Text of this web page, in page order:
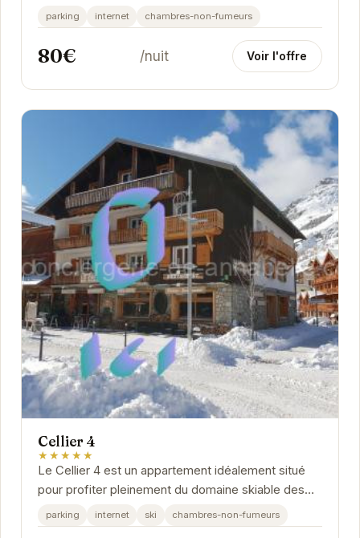
direct aux joies des sports d'hiver. Après une
journée...
parking internet chambres-non-fumeurs
80€ /nuit Voir l'offre
Cellier 4
★★★★★
Le Cellier 4 est un appartement idéalement situé
pour profiter pleinement du domaine skiable des
Deux Alpes.
parking internet ski chambres-non-fumeurs